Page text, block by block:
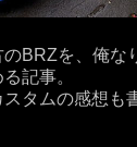
BRZを、俺な
記事。
タムの感想も